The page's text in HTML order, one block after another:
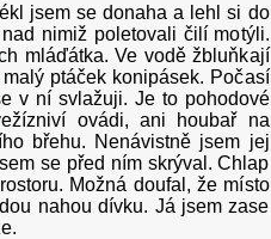
jsem se donaha a lehl si do
nimiž poletovali čilí motýli.
mláďátka. Ve vodě žbluňkají
ptáček konipásek. Počasí
v ní svlažuji. Je to pohodové
ovádi, ani houbař na
břehu. Nenávistně jsem jej
se před ním skrýval. Chlap
Možná doufal, že místo
nahou dívku. Já jsem zase